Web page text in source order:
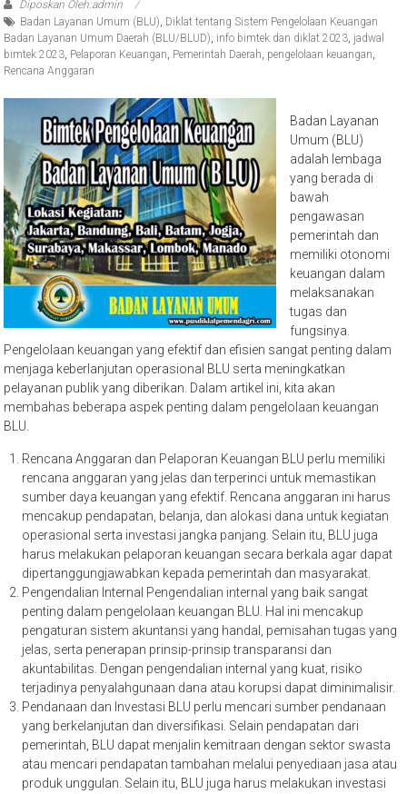
Diposkan Oleh:admin
Badan Layanan Umum (BLU), Diklat tentang Sistem Pengelolaan Keuangan
Badan Layanan Umum Daerah (BLU/BLUD), info bimtek dan diklat 2023, jadwal
bimtek 2023, Pelaporan Keuangan, Pemerintah Daerah, pengelolaan keuangan,
Rencana Anggaran
Badan Layanan
Umum (BLU)
adalah lembaga
yang berada di
bawah
pengawasan
pemerintah dan
memiliki otonomi
keuangan dalam
melaksanakan
tugas dan
fungsinya.
Pengelolaan keuangan yang efektif dan efisien sangat penting dalam
menjaga keberlanjutan operasional BLU serta meningkatkan
pelayanan publik yang diberikan. Dalam artikel ini, kita akan
membahas beberapa aspek penting dalam pengelolaan keuangan
BLU.
Rencana Anggaran dan Pelaporan Keuangan BLU perlu memiliki
rencana anggaran yang jelas dan terperinci untuk memastikan
sumber daya keuangan yang efektif. Rencana anggaran ini harus
mencakup pendapatan, belanja, dan alokasi dana untuk kegiatan
operasional serta investasi jangka panjang. Selain itu, BLU juga
harus melakukan pelaporan keuangan secara berkala agar dapat
dipertanggungjawabkan kepada pemerintah dan masyarakat.
Pengendalian Internal Pengendalian internal yang baik sangat
penting dalam pengelolaan keuangan BLU. Hal ini mencakup
pengaturan sistem akuntansi yang handal, pemisahan tugas yang
jelas, serta penerapan prinsip-prinsip transparansi dan
akuntabilitas. Dengan pengendalian internal yang kuat, risiko
terjadinya penyalahgunaan dana atau korupsi dapat diminimalisir.
Pendanaan dan Investasi BLU perlu mencari sumber pendanaan
yang berkelanjutan dan diversifikasi. Selain pendapatan dari
pemerintah, BLU dapat menjalin kemitraan dengan sektor swasta
atau mencari pendapatan tambahan melalui penyediaan jasa atau
produk unggulan. Selain itu, BLU juga harus melakukan investasi